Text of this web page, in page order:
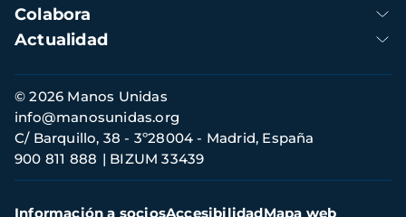
Colabora
Actualidad
Información
de
contacto
© 2026 Manos Unidas
C/ Barquillo, 38 - 3º28004 - Madrid, España
900 811 888
BIZUM 33439
info@manosunidas.org
Menú
Información a sociosAccesibilidadMapa web